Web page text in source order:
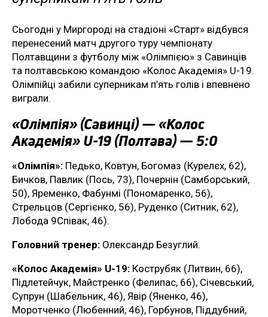
Сьогодні у Миргороді на стадіоні «Старт» відбувся
перенесений матч другого туру чемпіонату
Полтавщини з футболу між «Олімпією» з Савинців
та полтавською командою «Колос Академія» U-19.
Олімпійці забили суперникам п’ять голів і впевнено
виграли.
«Олімпія» (Савинці) — «Колос
Академія» U-19 (Полтава) — 5:0
«Олімпія»: Педько, Ковтун, Богомаз (Курелєх, 62),
Бичков, Павлик (Пось, 73), Почернін (Самборський,
50), Яременко, Фабунмі (Пономаренко, 56),
Стрельцов (Сергієнко, 56), Руденко (Ситник, 62),
Лобода 9Співак, 46).
Головний тренер: Олександр Безуглий.
«Колос Академія» U-19: Кострубяк (Литвин, 66),
Підлетейчук, Майстренко (Фелипас, 66), Січевський,
Супрун (Шабельник, 46), Явір (Яненко, 46),
Моротченко (Любенний, 46), Горбунов, Піддубний,